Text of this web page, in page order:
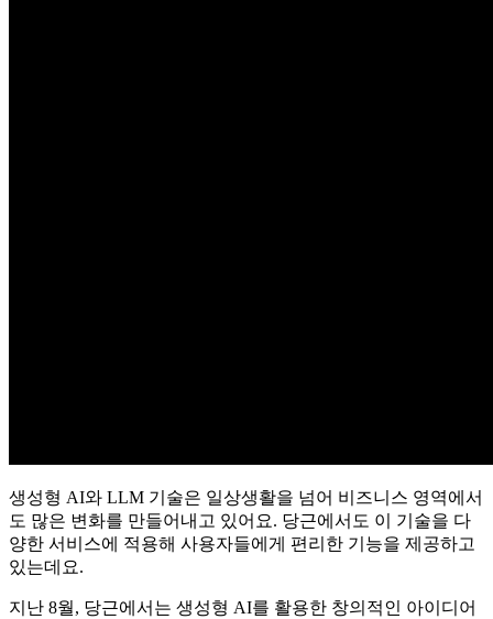
생성형 AI와 LLM 기술은 일상생활을 넘어 비즈니스 영역에서
도 많은 변화를 만들어내고 있어요. 당근에서도 이 기술을 다
양한 서비스에 적용해 사용자들에게 편리한 기능을 제공하고
있는데요.
지난 8월, 당근에서는 생성형 AI를 활용한 창의적인 아이디어